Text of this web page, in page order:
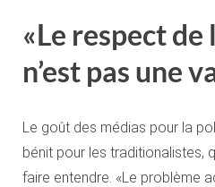
«Le respect
n’est pas une
Le goût des médias pour la
bénit pour les traditionalistes,
faire entendre. «Le problème